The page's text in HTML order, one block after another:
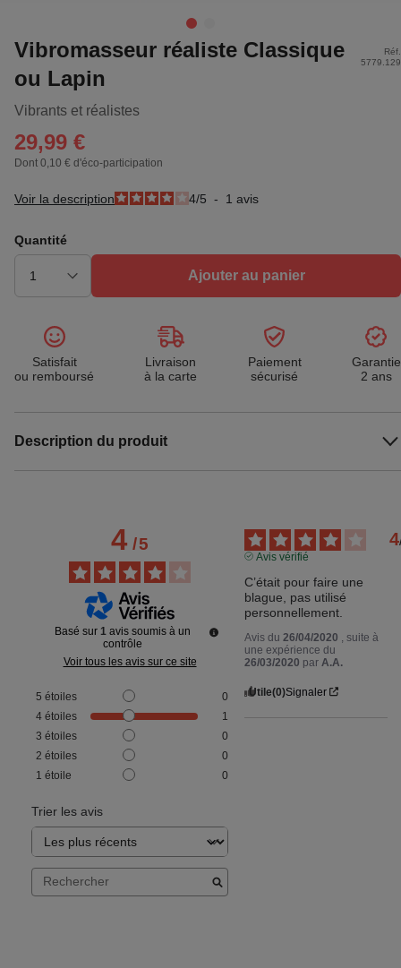
Vibromasseur réaliste Classique
ou Lapin
Vibrants et réalistes
Réf.
5779.129
29,99 €
Dont 0,10 € d'éco-participation
Voir la description 4/5 - 1 avis
Quantité
Ajouter au panier
Satisfait
ou remboursé
Livraison
à la carte
Paiement
sécurisé
Garantie
2 ans
Description du produit
4/5
Basé sur 1 avis soumis à un
contrôle
Voir tous les avis sur ce site
5 étoiles
0
4 étoiles
1
3 étoiles
0
2 étoiles
0
1 étoile 0
Trier les avis
4
Avis vérifié
C’était pour faire une
blague, pas utilisé
personnellement.
Avis du26/04/2020
, suite à
une expérience du
26/03/2020 par A.A.
Utile(0)Signaler